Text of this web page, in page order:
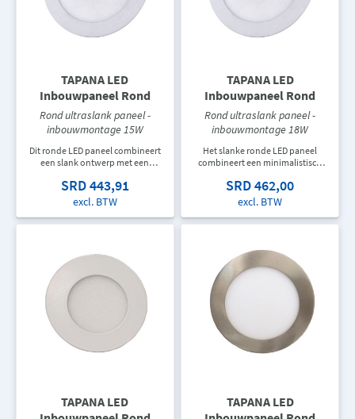
TAPANA LED
Inbouwpaneel Rond
Rond ultraslank paneel -
inbouwmontage 15W
Dit ronde LED paneel combineert
een slank ontwerp met een
Geschikt voor woningen, kantoren
en professionele
SRD 443,91
excl. BTW
TAPANA LED
Inbouwpaneel Rond
Rond ultraslank paneel -
inbouwmontage 18W
Het slanke ronde LED paneel
combineert een minimalistisch
Ideaal voor woonruimtes,
kantoren, gangen en andere
en uitstraling belangrijk zijn.
SRD 462,00
excl. BTW
TAPANA LED
TAPANA LED